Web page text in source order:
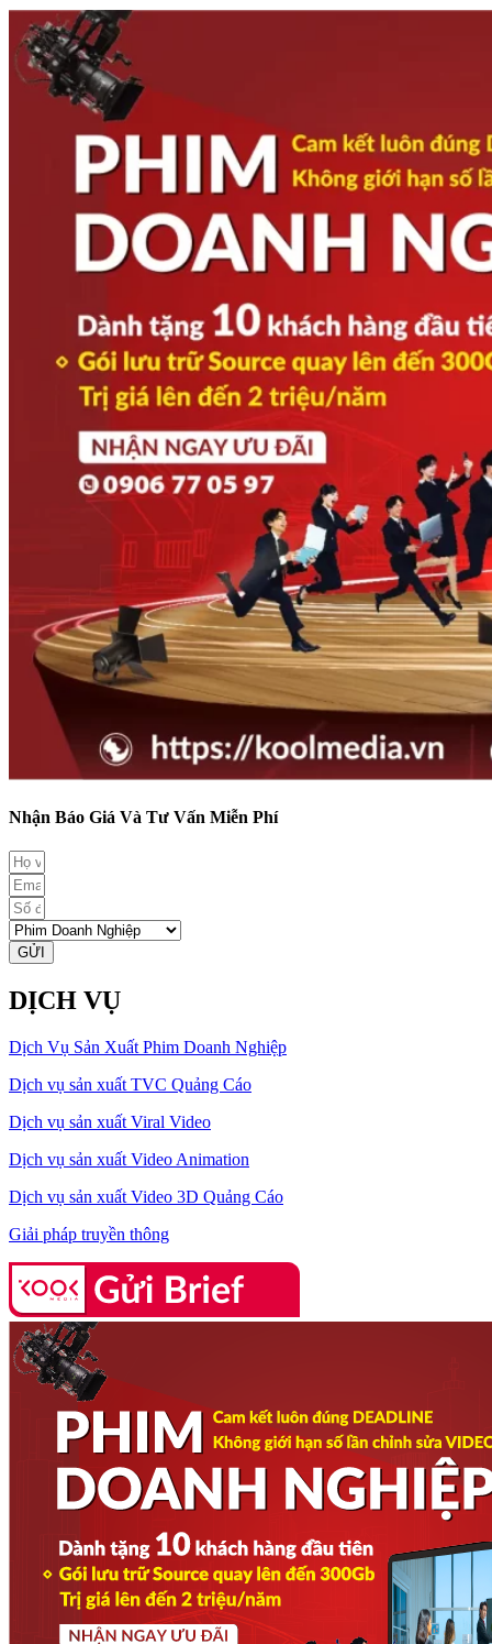
Nhận Báo Giá Và Tư Vấn Miễn Phí
GỬI
DỊCH VỤ
Dịch Vụ Sản Xuất Phim Doanh Nghiệp
Dịch vụ sản xuất TVC Quảng Cáo
Dịch vụ sản xuất Viral Video
Dịch vụ sản xuất Video Animation
Dịch vụ sản xuất Video 3D Quảng Cáo
Giải pháp truyền thông